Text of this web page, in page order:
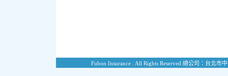
Fubon Insurance . All Rights Reserved. 總公司：台北市